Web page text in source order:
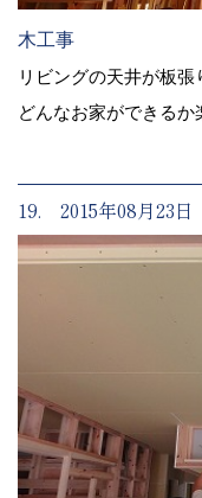
木工事
リビングの天井が板張
どんなお家ができるか
19. 2015年08月23日